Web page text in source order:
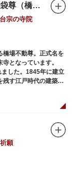
浅草名所七福神 布袋尊（橋場不動尊）
宗の寺院
橋場不動尊。正式名を
となっています。
した。1845年に建立
残す江戸時代の建築様
も周辺を災禍から守
の目印となったのがこ
うです。
その姿は肩に袋がな
ら庶民に尊信されて
願